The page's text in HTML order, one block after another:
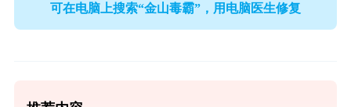
可在电脑上搜索“金山毒霸”，用电脑医生修复